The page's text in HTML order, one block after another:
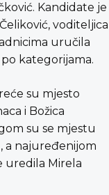
Kandidate je
voditeljica
uručila
kategorijama.
su mjesto
i Božica
su se mjestu
a najuređenijom
uredila Mirela